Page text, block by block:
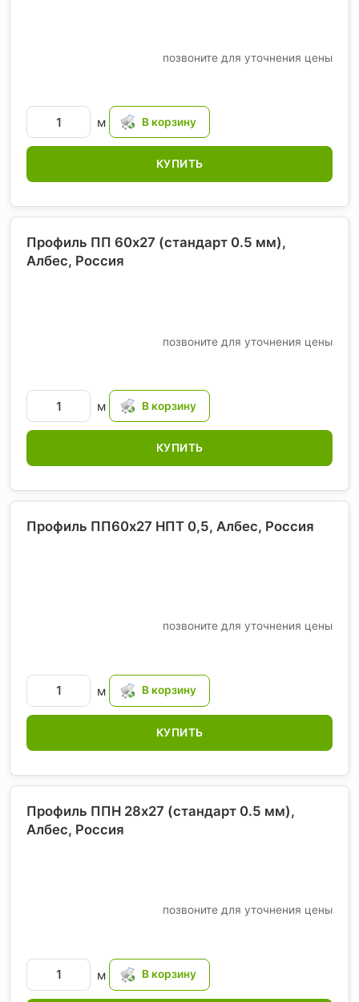
позвоните для уточнения цены
м
КУПИТЬ
Профиль ПП 60х27 (стандарт 0.5 мм),
Албес, Россия
позвоните для уточнения цены
м
КУПИТЬ
Профиль ПП60х27 НПТ 0,5, Албес, Россия
позвоните для уточнения цены
м
КУПИТЬ
Профиль ППН 28х27 (стандарт 0.5 мм),
Албес, Россия
позвоните для уточнения цены
м